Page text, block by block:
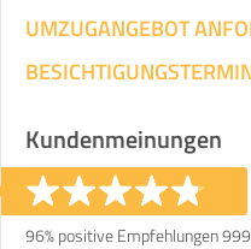
UMZUGANGEBOT
Kundenmeinungen
96% positive Empfehlungen